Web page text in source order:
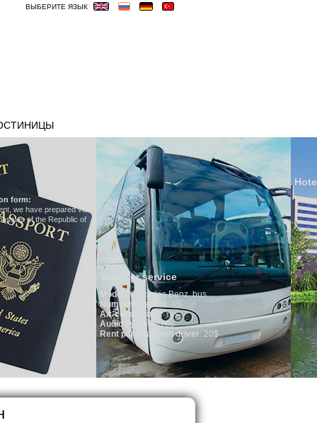
ВЫБЕРИТЕ ЯЗЫК
service
Benz, bus
seats
Yes
: Yes
with driver : 20$
Hotels in Uzbekistan
We have all hotels in Uzbekistan